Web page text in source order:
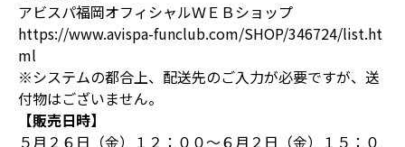
アビスパ福岡オフィシャルＷＥＢショップ
https://www.avispa-funclub.com/SHOP/346724/list.ht
ml
※システムの都合上、配送先のご入力が必要ですが、送
付物はございません。
【販売日時】
５月２６日（金）１２：００～６月２日（金）１５：０